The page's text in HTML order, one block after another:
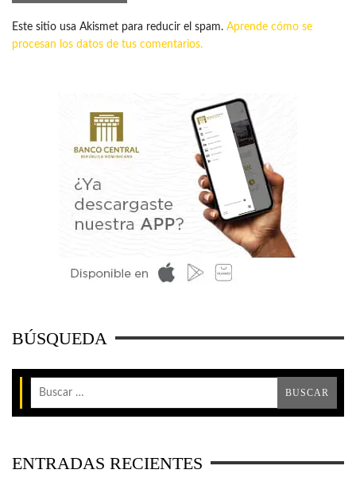
Este sitio usa Akismet para reducir el spam. Aprende cómo se
procesan los datos de tus comentarios.
BÚSQUEDA
ENTRADAS RECIENTES